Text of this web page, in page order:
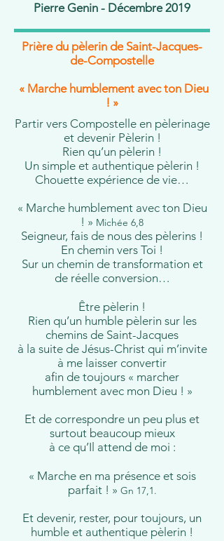
Pierre Genin - Décembre 2019
Prière du pèlerin de Saint-Jacques-
de-Compostelle
« Marche humblement avec ton Dieu
! »
Partir vers Compostelle en pèlerinage
et devenir Pèlerin !
Rien qu’un pèlerin !
Un simple et authentique pèlerin !
Chouette expérience de vie…
« Marche humblement avec ton Dieu
! » Michée 6,8
Seigneur, fais de nous des pèlerins !
En chemin vers Toi !
Sur un chemin de transformation et
de réelle conversion…
Être pèlerin !
Rien qu’un humble pèlerin sur les
chemins de Saint-Jacques
à la suite de Jésus-Christ qui m’invite
à me laisser convertir
afin de toujours « marcher
humblement avec mon Dieu ! »
Et de correspondre un peu plus et
surtout beaucoup mieux
à ce qu’Il attend de moi :
« Marche en ma présence et sois
parfait ! » Gn 17,1.
Et devenir, rester, pour toujours, un
humble et authentique pèlerin !